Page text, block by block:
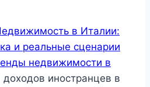
в Италии:
и реальные сценарии
недвижимости в
иностранцев в